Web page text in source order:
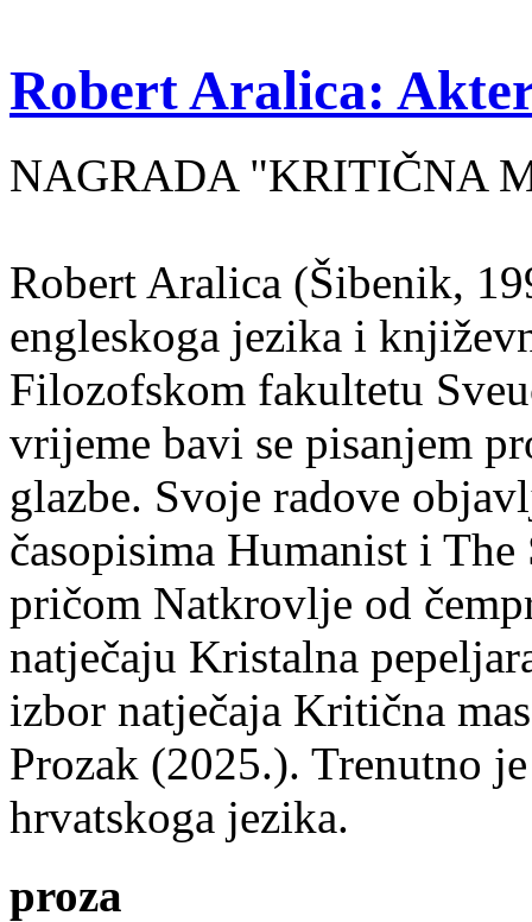
Robert Aralica:
NAGRADA "KRITIČNA
Robert Aralica (Šibenik,
engleskoga jezika i
Filozofskom fakultetu
vrijeme bavi se pisanjem
glazbe. Svoje radove
časopisima Humanist i
pričom Natkrovlje od
natječaju Kristalna
izbor natječaja Kritična
Prozak (2025.). Trenutno
hrvatskoga jezika.
proza